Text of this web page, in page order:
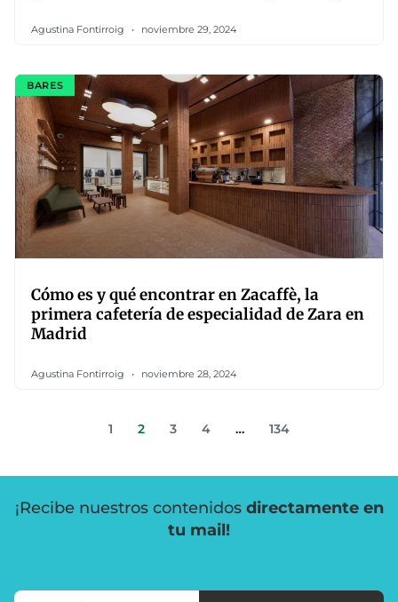
Agustina Fontirroig noviembre 29, 2024
BARES
Cómo es y qué encontrar en Zacaffè, la
primera cafetería de especialidad de Zara en
Madrid
Agustina Fontirroig noviembre 28, 2024
1 2 3 4 … 134
¡Recibe nuestros contenidos directamente en
tu mail!